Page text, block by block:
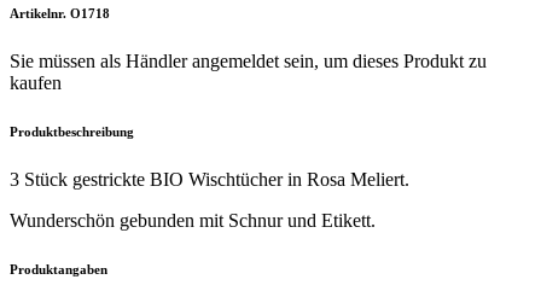
Artikelnr. O1718
Sie müssen als Händler angemeldet sein, um dieses Produkt zu
kaufen
Produktbeschreibung
3 Stück gestrickte BIO Wischtücher in Rosa Meliert.
Wunderschön gebunden mit Schnur und Etikett.
Produktangaben